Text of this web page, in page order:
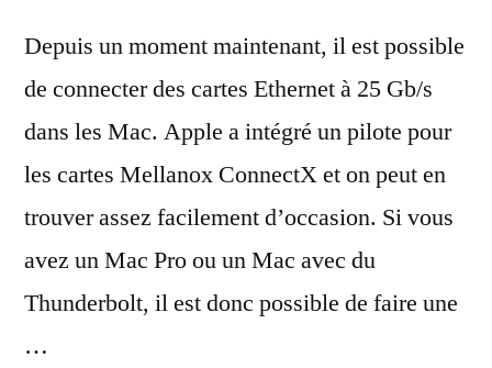
Depuis un moment maintenant, il est possible
de connecter des cartes Ethernet à 25 Gb/s
dans les Mac. Apple a intégré un pilote pour
les cartes Mellanox ConnectX et on peut en
trouver assez facilement d’occasion. Si vous
avez un Mac Pro ou un Mac avec du
Thunderbolt, il est donc possible de faire une
…